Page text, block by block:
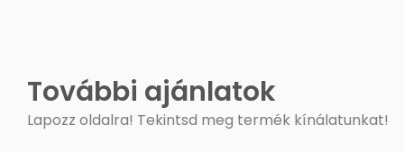
További ajánlatok
Lapozz oldalra! Tekintsd meg termék kínálatunkat!